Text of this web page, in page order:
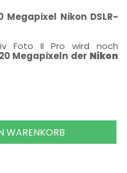
Nikon DSLR-
Foto II Pro wird noch
20 Megapixeln der Nikon
WARENKORB